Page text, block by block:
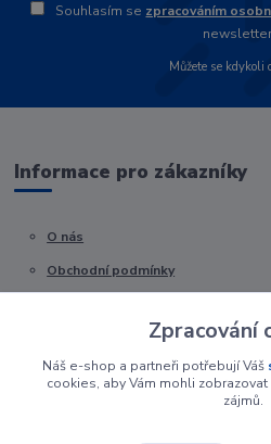
Souhlasím se zpracováním
Můžete se kdykoli
Informace pro zákazníky
O nás
Obchodní podmínky
Zpracování
Náš e-shop a partneři potřebují Váš
cookies, aby Vám mohli
zájmů.